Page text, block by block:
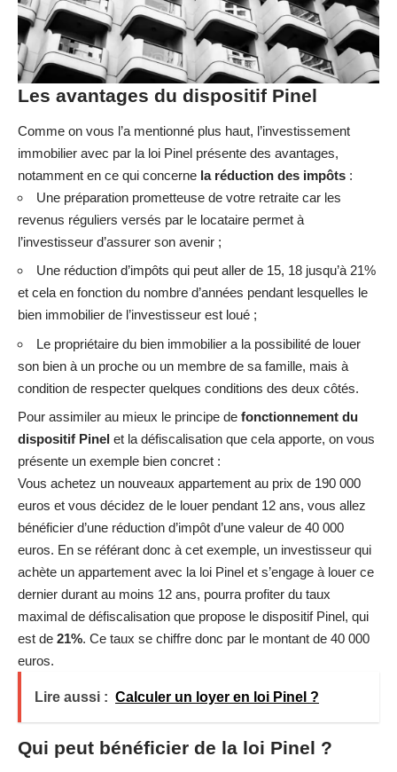
Les avantages du dispositif Pinel
Comme on vous l’a mentionné plus haut, l’investissement
immobilier avec par la loi Pinel présente des avantages,
notamment en ce qui concerne la réduction des impôts :
Une préparation prometteuse de votre retraite car les
revenus réguliers versés par le locataire permet à
l’investisseur d’assurer son avenir ;
Une réduction d’impôts qui peut aller de 15, 18 jusqu’à 21%
et cela en fonction du nombre d’années pendant lesquelles le
bien immobilier de l’investisseur est loué ;
Le propriétaire du bien immobilier a la possibilité de louer
son bien à un proche ou un membre de sa famille, mais à
condition de respecter quelques conditions des deux côtés.
Pour assimiler au mieux le principe de fonctionnement du
dispositif Pinel et la défiscalisation que cela apporte, on vous
présente un exemple bien concret :
Vous achetez un nouveaux appartement au prix de 190 000
euros et vous décidez de le louer pendant 12 ans, vous allez
bénéficier d’une réduction d’impôt d’une valeur de 40 000
euros. En se référant donc à cet exemple, un investisseur qui
achète un appartement avec la loi Pinel et s’engage à louer ce
dernier durant au moins 12 ans, pourra profiter du taux
maximal de défiscalisation que propose le dispositif Pinel, qui
est de 21%. Ce taux se chiffre donc par le montant de 40 000
euros.
Lire aussi : Calculer un loyer en loi Pinel ?
Qui peut bénéficier de la loi Pinel ?